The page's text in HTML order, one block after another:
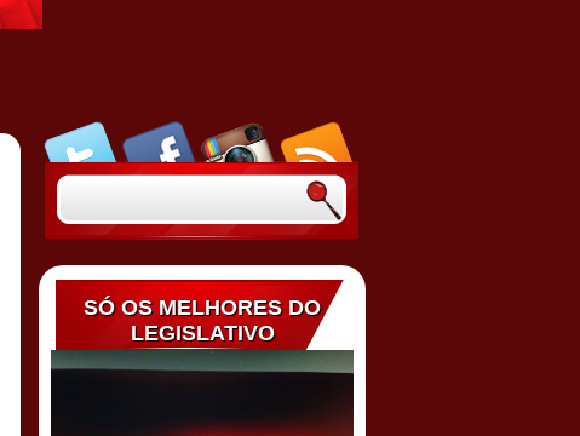
SÓ OS MELHORES DO
LEGISLATIVO